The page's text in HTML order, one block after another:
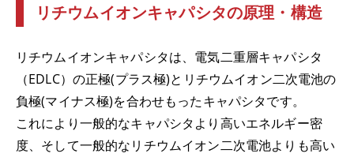
リチウムイオンキャパシタの原理・構造
リチウムイオンキャパシタは、電気二重層キャパシタ
（EDLC）の正極(プラス極)とリチウムイオン二次電池の
負極(マイナス極)を合わせもったキャパシタです。
これにより一般的なキャパシタより高いエネルギー密
度、そして一般的なリチウムイオン二次電池よりも高い